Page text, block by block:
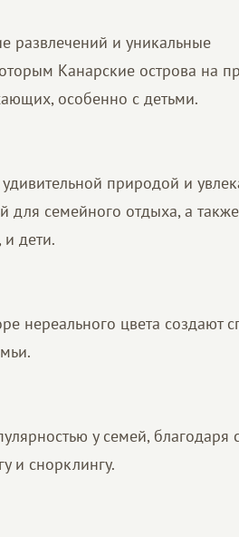
развлечений и уникальные
Канарские острова на
особенно с детьми.
природой и
для семейного отдыха, а
и дети.
нереального цвета создают
у семей,
и снорклингу.